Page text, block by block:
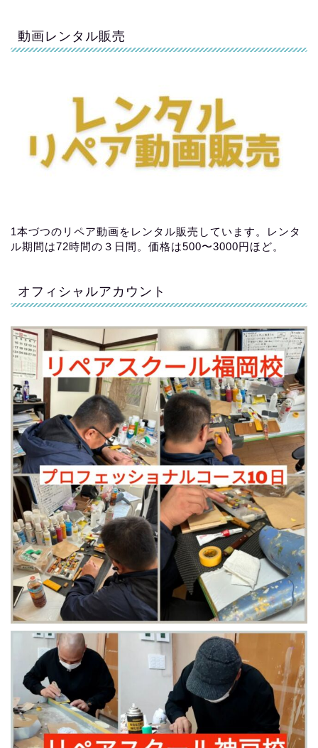
動画レンタル販売
1本づつのリペア動画をレンタル販売しています。レンタ
ル期間は72時間の３日間。価格は500〜3000円ほど。
オフィシャルアカウント